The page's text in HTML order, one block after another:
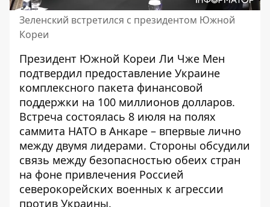
Зеленский встретился с президентом Южной
Кореи
Президент Южной Кореи Ли Чже Мен
подтвердил предоставление Украине
комплексного пакета финансовой
поддержки на 100 миллионов долларов.
Встреча состоялась 8 июля на полях
саммита НАТО в Анкаре – впервые лично
между двумя лидерами. Стороны обсудили
связь между безопасностью обеих стран
на фоне привлечения Россией
северокорейских военных к агрессии
против Украины.